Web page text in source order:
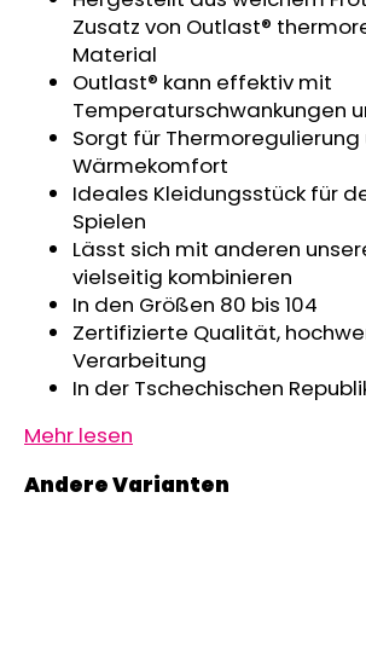
Zusatz von Outlast®
Material
Outlast® kann effektiv mit
Temperaturschwankungen
Sorgt für Thermoregulierung
Wärmekomfort
Ideales Kleidungsstück für
Spielen
Lässt sich mit anderen
vielseitig kombinieren
In den Größen 80 bis 104
Zertifizierte Qualität,
Verarbeitung
In der Tschechischen
Mehr lesen